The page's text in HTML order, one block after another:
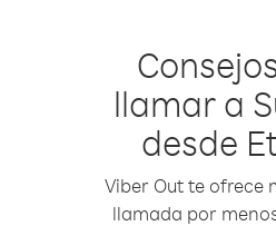
llamar a
desde
Viber Out te ofrece
llamada por